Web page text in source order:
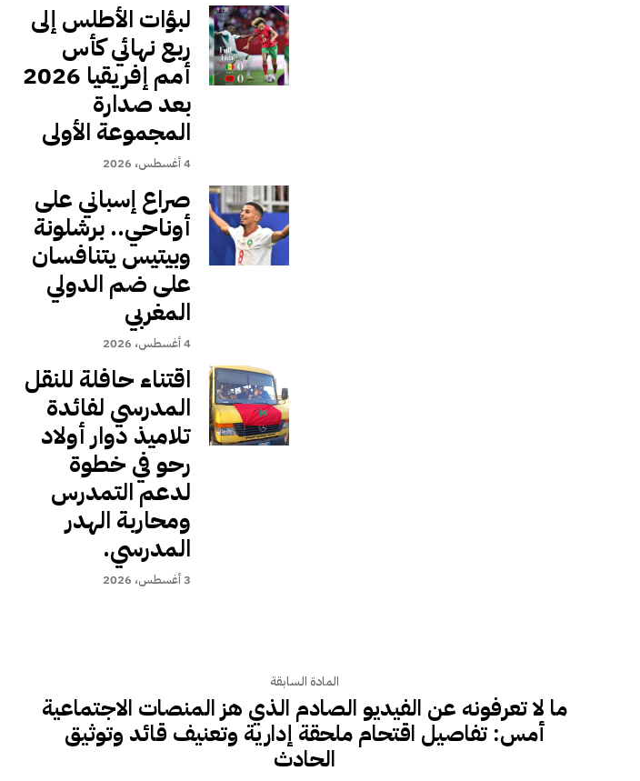
لبؤات الأطلس إلى
ربع نهائي كأس
أمم إفريقيا 2026
بعد صدارة
المجموعة الأولى
4 أغسطس، 2026
صراع إسباني على
أوناحي.. برشلونة
وبيتيس يتنافسان
على ضم الدولي
المغربي
4 أغسطس، 2026
اقتناء حافلة للنقل
المدرسي لفائدة
تلاميذ دوار أولاد
رحو في خطوة
لدعم التمدرس
ومحاربة الهدر
المدرسي.
3 أغسطس، 2026
المادة السابقة
ما لا تعرفونه عن الفيديو الصادم الذي هز المنصات الاجتماعية
أمس: تفاصيل اقتحام ملحقة إدارية وتعنيف قائد وتوثيق
الحادث